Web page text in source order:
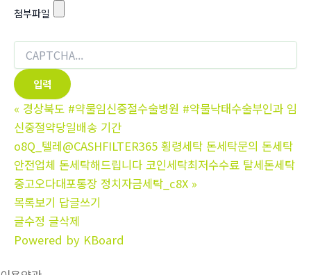
첨부파일
« 경상북도 #약물임신중절수술병원 #약물낙태수술부인과 임
신중절약당일배송 기간
o8Q_텔레@CASHFILTER365 횡령세탁 돈세탁문의 돈세탁
안전업체 돈세탁해드립니다 코인세탁최저수수료 탈세돈세탁
중고오다대포통장 정치자금세탁_c8X »
목록보기 답글쓰기
글수정 글삭제
Powered by KBoard